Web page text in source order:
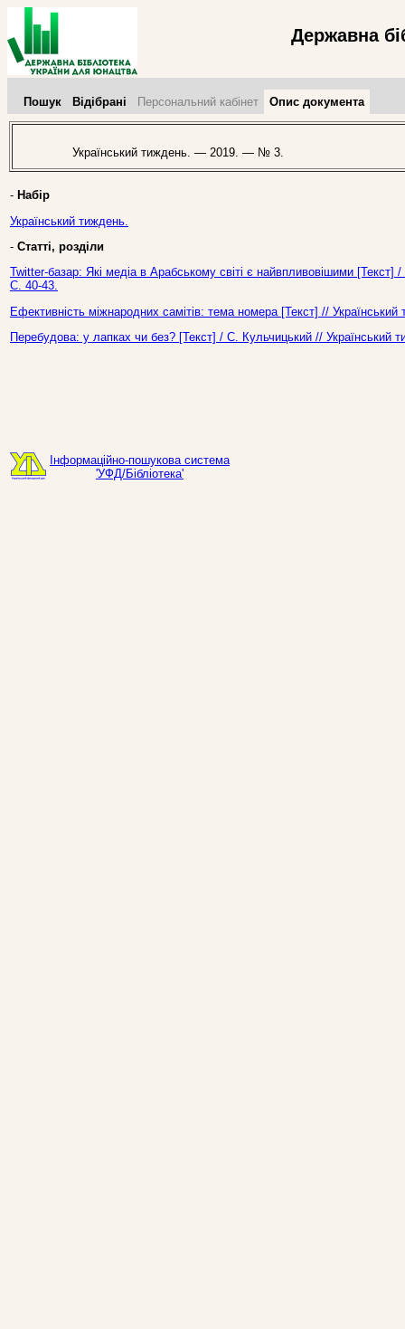
Державна
Пошук Відібрані Персональний кабінет Опис документа
Український тиждень. — 2019. — № 3.
- Набір
Український тиждень.
- Статті, розділи
Twitter-базар: Які медіа в Арабському світі є найвпливовішими
С. 40-43.
Ефективність міжнародних самітів: тема номера [Текст] //
Перебудова: у лапках чи без? [Текст] / С. Кульчицький //
Інформаційно-пошукова система
'УФД/Бібліотека'